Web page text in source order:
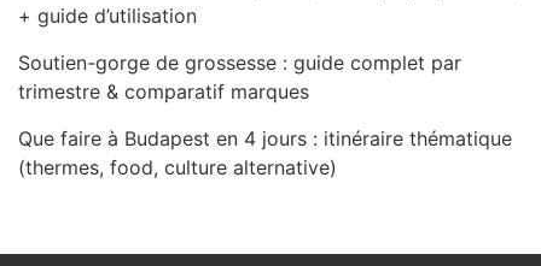
+ guide d’utilisation
Soutien-gorge de grossesse : guide complet par
trimestre & comparatif marques
Que faire à Budapest en 4 jours : itinéraire thématique
(thermes, food, culture alternative)